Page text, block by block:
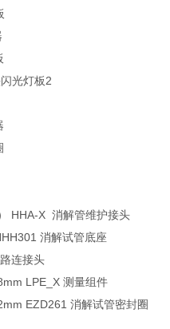
光灯板2
HHA-X 消解管维护接头
消解试管底座
连接头
LPE_X 测量组件
EZD261 消解试管密封圈